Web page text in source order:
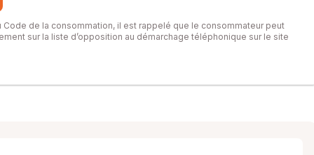
Code de la consommation, il est rappelé que le consommateur peut
sur la liste d’opposition au démarchage téléphonique sur le site